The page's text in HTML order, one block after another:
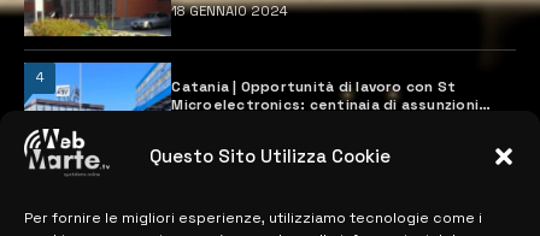
Questo Sito Utilizza Cookie
Per fornire le migliori esperienze, utilizziamo tecnologie come i
18 GENNAIO 2024
4
Catania | Opportunità di lavoro con St
Microelectronics: centinaia di assunzioni
28 MARZO 2024